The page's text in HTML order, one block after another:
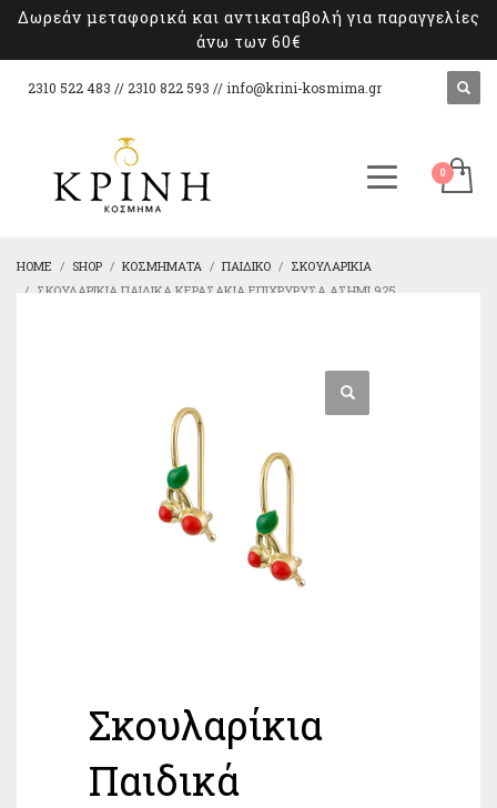
Δωρεάν μεταφορικά και αντικαταβολή για παραγγελίες
άνω των 60€
2310 522 483 // 2310 822 593 // info@krini-kosmima.gr
HOME SHOP ΚΟΣΜΉΜΑΤΑ ΠΑΙΔΙΚΌ
ΣΚΟΥΛΑΡΊΚΙΑ
ΣΚΟΥΛΑΡΊΚΙΑ ΠΑΙΔΙΚΆ ΚΕΡΑΣΆΚΙΑ ΕΠΊΧΡΥΡΥΣΑ ΑΣΉΜΙ 925
Σκουλαρίκια
Παιδικά